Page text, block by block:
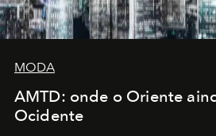
MODA
AMTD: onde o Oriente
Ocidente